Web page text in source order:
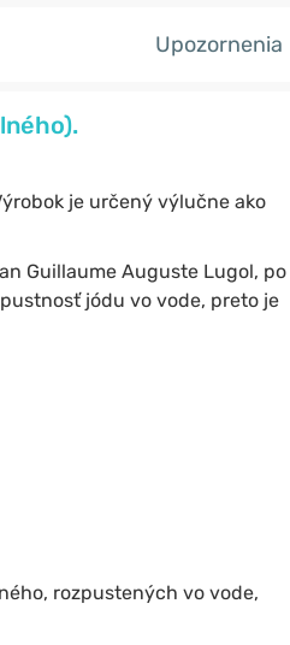
Upozornenia
je určený výlučne ako
Guillaume Auguste Lugol, po
jódu vo vode, preto je
rozpustených vo vode,